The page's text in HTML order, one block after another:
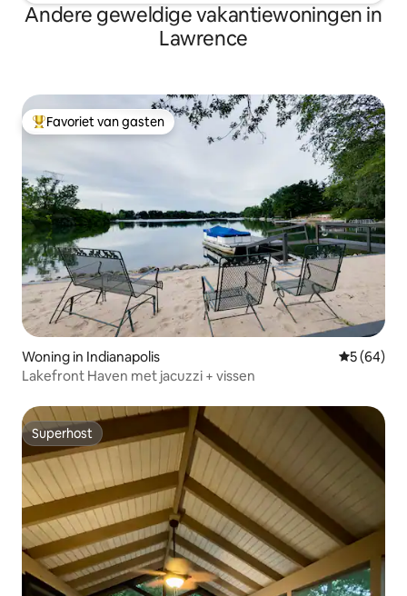
Andere geweldige vakantiewoningen in
Lawrence
Topfavoriet van gasten
Favoriet van gasten
Woning in Indianapolis
5 (64)
Lakefront Haven met jacuzzi + vissen
Superhost
Superhost